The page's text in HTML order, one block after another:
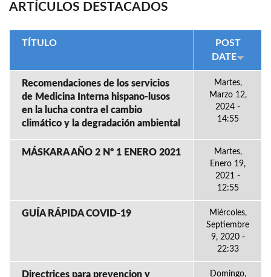
ARTÍCULOS DESTACADOS
TÍTULO
POST
DATE
Recomendaciones de los servicios
de Medicina Interna hispano-lusos
en la lucha contra el cambio
climático y la degradación ambiental
Martes,
Marzo 12,
2024 -
14:55
MÁSKARA AÑO 2 Nº 1 ENERO 2021
Martes,
Enero 19,
2021 -
12:55
GUÍA RÁPIDA COVID-19
Miércoles,
Septiembre
9, 2020 -
22:33
Directrices para prevencion y
Domingo,